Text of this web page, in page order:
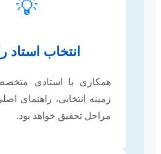
💡
انتخاب استاد
همکاری با استادی
زمینه انتخابی، راهنمای
مراحل تحقیق خواهد بود.